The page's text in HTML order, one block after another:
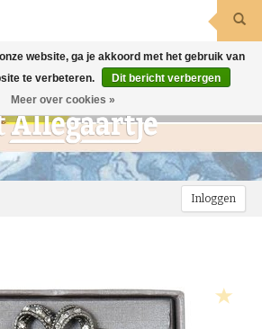
Inloggen
website, ga je akkoord met het gebruik van
te verbeteren.
Dit bericht verbergen
Meer over cookies »